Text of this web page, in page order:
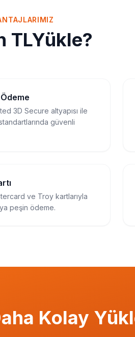
TLYükle?
3D Secure altyapısı ile
güvenli
ve Troy kartlarıyla
peşin ödeme.
Kolay